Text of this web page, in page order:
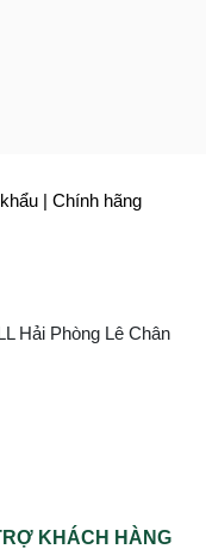
Hải Phòng Lê Chân
KHÁCH HÀNG